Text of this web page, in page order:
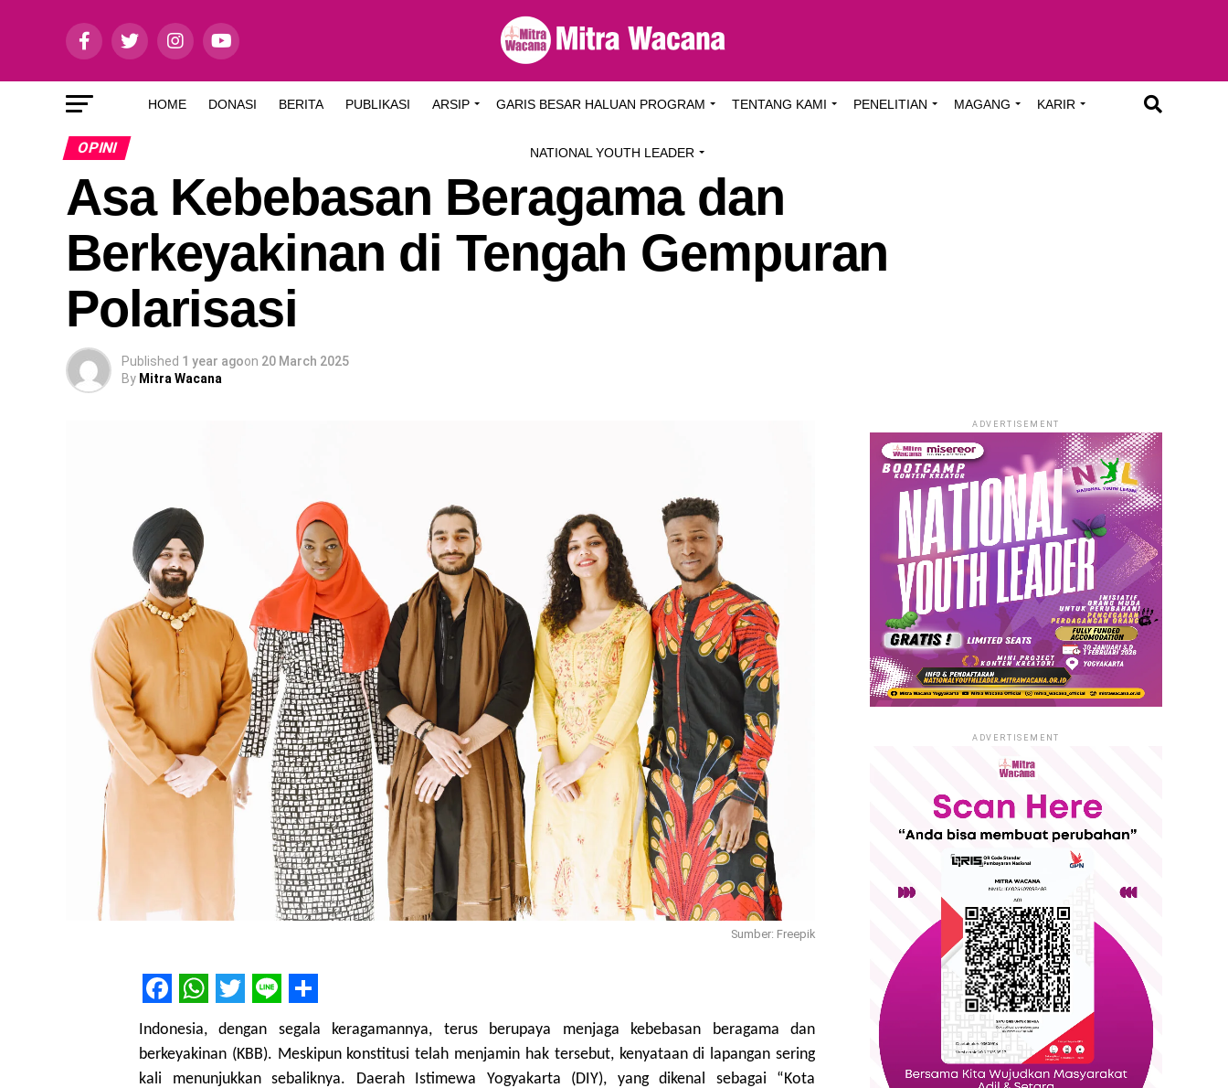
HOME DONASI BERITA PUBLIKASI ARSIP GARIS BESAR HALUAN PROGRAM TENTANG KAMI PENELITIAN MAGANG KARIR
NATIONAL YOUTH LEADER
OPINI
Asa Kebebasan Beragama dan
Berkeyakinan di Tengah Gempuran
Polarisasi
Published 1 year agoon 20 March 2025
By Mitra Wacana
Sumber: Freepik
Facebook
WhatsApp
Twitter
LineShare
Indonesia, dengan segala keragamannya, terus berupaya menjaga kebebasan beragama dan
berkeyakinan (KBB). Meskipun konstitusi telah menjamin hak tersebut, kenyataan di lapangan sering
kali menunjukkan sebaliknya. Daerah Istimewa Yogyakarta (DIY), yang dikenal sebagai “Kota
ADVERTISEMENT
ADVERTISEMENT